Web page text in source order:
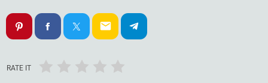
email
RATE IT